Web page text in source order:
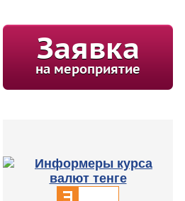
Заявка
на мероприятие